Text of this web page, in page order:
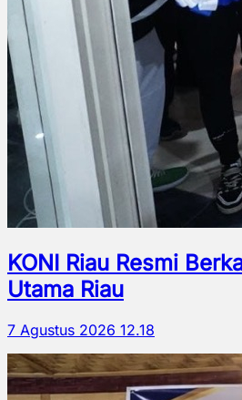
KONI Riau Resmi
Utama Riau
7 Agustus 2026 12.18